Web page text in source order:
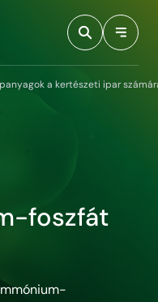
a kertészeti ipar
foszfát